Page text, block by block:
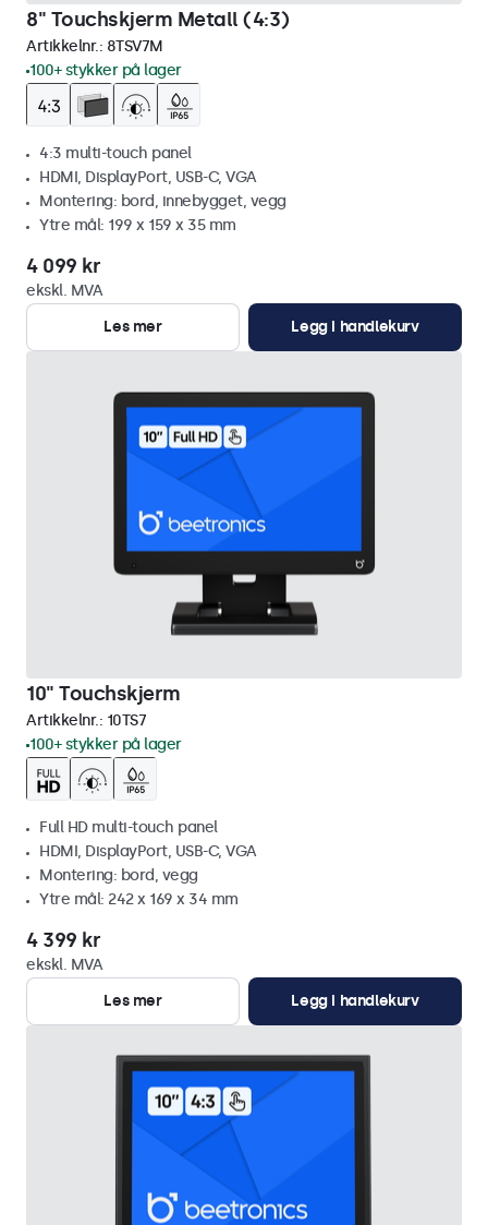
8" Touchskjerm Metall (4:3)
Artikkelnr.: 8TSV7M
100+ stykker på lager
4:3 multi-touch panel
HDMI, DisplayPort, USB-C, VGA
Montering: bord, innebygget, vegg
Ytre mål: 199 x 159 x 35 mm
4 099 kr
ekskl. MVA
Les mer
Legg i handlekurv
10" Touchskjerm
Artikkelnr.: 10TS7
100+ stykker på lager
Full HD multi-touch panel
HDMI, DisplayPort, USB-C, VGA
Montering: bord, vegg
Ytre mål: 242 x 169 x 34 mm
4 399 kr
ekskl. MVA
Les mer
Legg i handlekurv